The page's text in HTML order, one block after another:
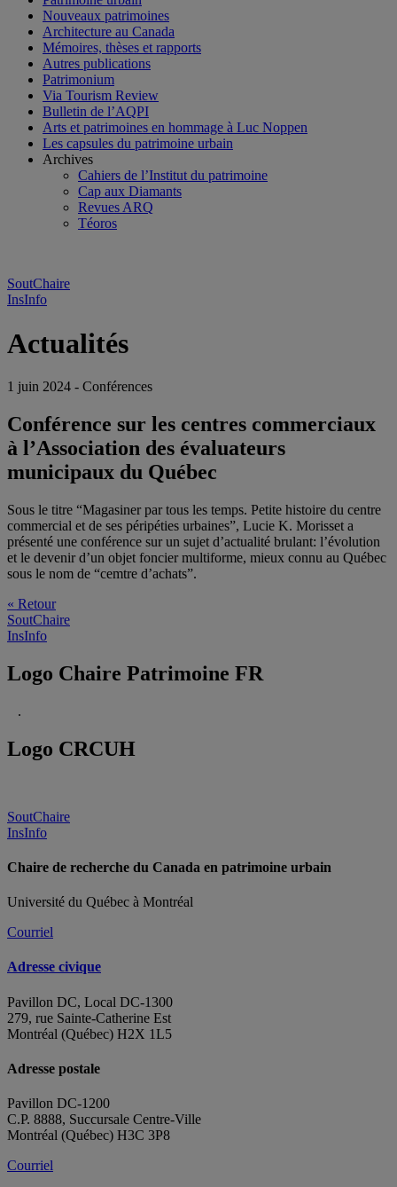
Nouveaux patrimoines
Architecture au Canada
Mémoires, thèses et rapports
Autres publications
Patrimonium
Via Tourism Review
Bulletin de l’AQPI
Arts et patrimoines en hommage à Luc Noppen
Les capsules du patrimoine urbain
Archives
Cahiers de l’Institut du patrimoine
Cap aux Diamants
Revues ARQ
Téoros
SoutChaire
InsInfo
Actualités
1 juin 2024 - Conférences
Conférence sur les centres commerciaux
à l’Association des évaluateurs
municipaux du Québec
Sous le titre “Magasiner par tous les temps. Petite histoire du centre
commercial et de ses péripéties urbaines”, Lucie K. Morisset a
présenté une conférence sur un sujet d’actualité brulant: l’évolution
et le devenir d’un objet foncier multiforme, mieux connu au Québec
sous le nom de “cemtre d’achats”.
« Retour
SoutChaire
InsInfo
Logo Chaire Patrimoine FR
.
Logo CRCUH
SoutChaire
InsInfo
Chaire de recherche du Canada en patrimoine urbain
Université du Québec à Montréal
Courriel
Adresse civique
Pavillon DC, Local DC-1300
279, rue Sainte-Catherine Est
Montréal (Québec) H2X 1L5
Adresse postale
Pavillon DC-1200
C.P. 8888, Succursale Centre-Ville
Montréal (Québec) H3C 3P8
Courriel